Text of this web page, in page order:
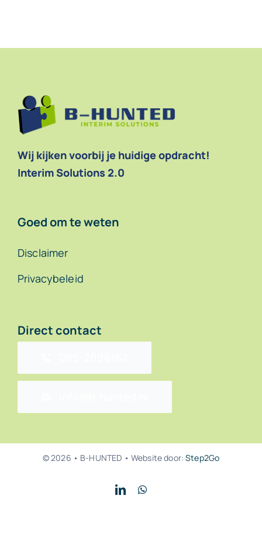
Wij kijken voorbij je huidige opdracht!
Interim Solutions 2.0
Goed om te weten
Disclaimer
Privacybeleid
Direct contact
© 2026 • B-HUNTED • Website door:Step2Go